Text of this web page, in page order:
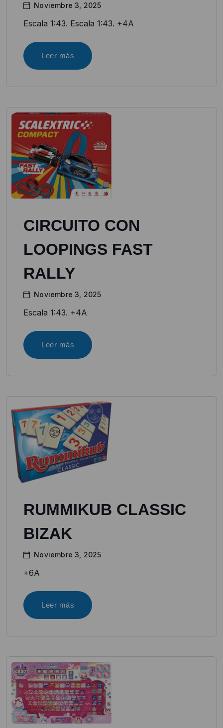
Noviembre 3, 2025
Escala 1:43. Escala 1:43. +4A
Leer más
CIRCUITO CON
LOOPINGS FAST
RALLY
Noviembre 3, 2025
Escala 1:43. +4A
Leer más
RUMMIKUB CLASSIC
BIZAK
Noviembre 3, 2025
+6A
Leer más